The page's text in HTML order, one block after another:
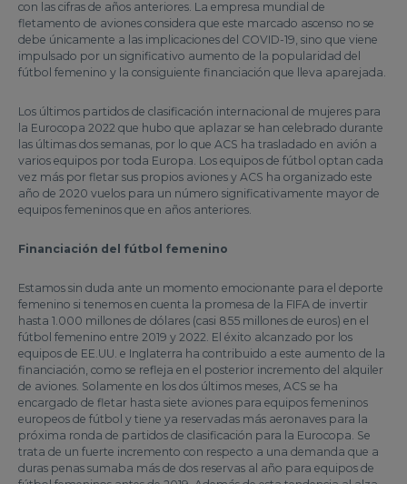
con las cifras de años anteriores. La empresa mundial de
fletamento de aviones considera que este marcado ascenso no se
debe únicamente a las implicaciones del COVID-19, sino que viene
impulsado por un significativo aumento de la popularidad del
fútbol femenino y la consiguiente financiación que lleva aparejada.
Los últimos partidos de clasificación internacional de mujeres para
la Eurocopa 2022 que hubo que aplazar se han celebrado durante
las últimas dos semanas, por lo que ACS ha trasladado en avión a
varios equipos por toda Europa. Los equipos de fútbol optan cada
vez más por fletar sus propios aviones y ACS ha organizado este
año de 2020 vuelos para un número significativamente mayor de
equipos femeninos que en años anteriores.
Financiación del fútbol femenino
Estamos sin duda ante un momento emocionante para el deporte
femenino si tenemos en cuenta la promesa de la FIFA de invertir
hasta 1.000 millones de dólares (casi 855 millones de euros) en el
fútbol femenino entre 2019 y 2022. El éxito alcanzado por los
equipos de EE.UU. e Inglaterra ha contribuido a este aumento de la
financiación, como se refleja en el posterior incremento del alquiler
de aviones. Solamente en los dos últimos meses, ACS se ha
encargado de fletar hasta siete aviones para equipos femeninos
europeos de fútbol y tiene ya reservadas más aeronaves para la
próxima ronda de partidos de clasificación para la Eurocopa. Se
trata de un fuerte incremento con respecto a una demanda que a
duras penas sumaba más de dos reservas al año para equipos de